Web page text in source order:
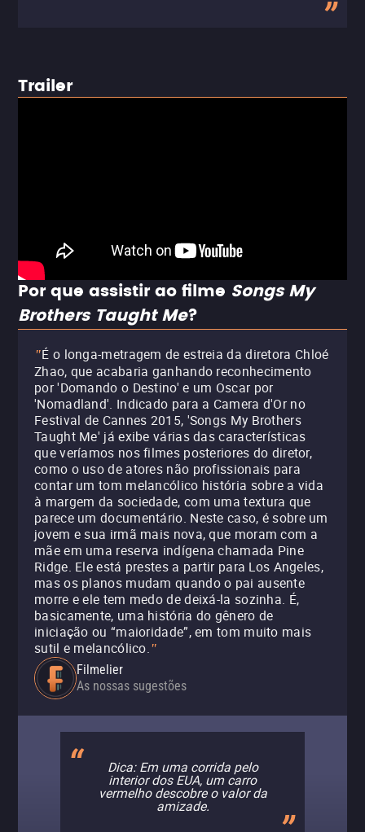
Trailer
Por que assistir ao filme Songs My
Brothers Taught Me?
"É o longa-metragem de estreia da diretora Chloé
Zhao, que acabaria ganhando reconhecimento
por 'Domando o Destino' e um Oscar por
'Nomadland'. Indicado para a Camera d'Or no
Festival de Cannes 2015, 'Songs My Brothers
Taught Me' já exibe várias das características
que veríamos nos filmes posteriores do diretor,
como o uso de atores não profissionais para
contar um tom melancólico história sobre a vida
à margem da sociedade, com uma textura que
parece um documentário. Neste caso, é sobre um
jovem e sua irmã mais nova, que moram com a
mãe em uma reserva indígena chamada Pine
Ridge. Ele está prestes a partir para Los Angeles,
mas os planos mudam quando o pai ausente
morre e ele tem medo de deixá-la sozinha. É,
basicamente, uma história do gênero de
iniciação ou “maioridade”, em tom muito mais
sutil e melancólico."
Filmelier
As nossas sugestões
Dica: Em uma corrida pelo
interior dos EUA, um carro
vermelho descobre o valor da
amizade.